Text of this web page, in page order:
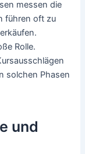
messen die
führen oft zu
Rolle.
solchen Phasen
und